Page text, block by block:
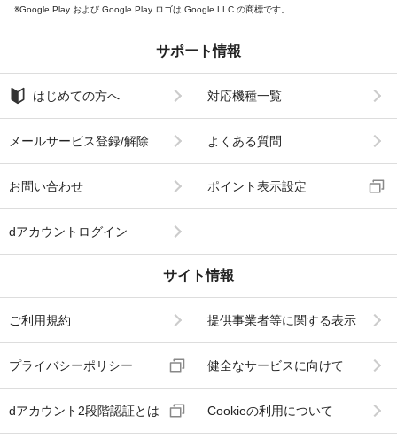
Google Play および Google Play ロゴは Google LLC の商標です。
サポート情報
はじめての方へ 対応機種一覧
メールサービス登録/解除 よくある質問
お問い合わせ ポイント表示設定
dアカウントログイン
サイト情報
ご利用規約 提供事業者等に関する表示
プライバシーポリシー 健全なサービスに向けて
dアカウント2段階認証とは Cookieの利用について